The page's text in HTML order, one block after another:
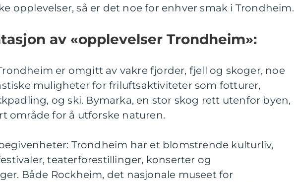
opplevelser, så er det noe for enhver smak i Trondheim.
av «opplevelser Trondheim»:
er omgitt av vakre fjorder, fjell og skoger, noe
muligheter for friluftsaktiviteter som fotturer,
og ski. Bymarka, en stor skog rett utenfor byen,
område for å utforske naturen.
Trondheim har et blomstrende kulturliv,
teaterforestillinger, konserter og
Både Rockheim, det nasjonale museet for